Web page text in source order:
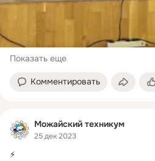
Показать еще
Комментировать
Можайский техникум
25 дек 2023
⚡️